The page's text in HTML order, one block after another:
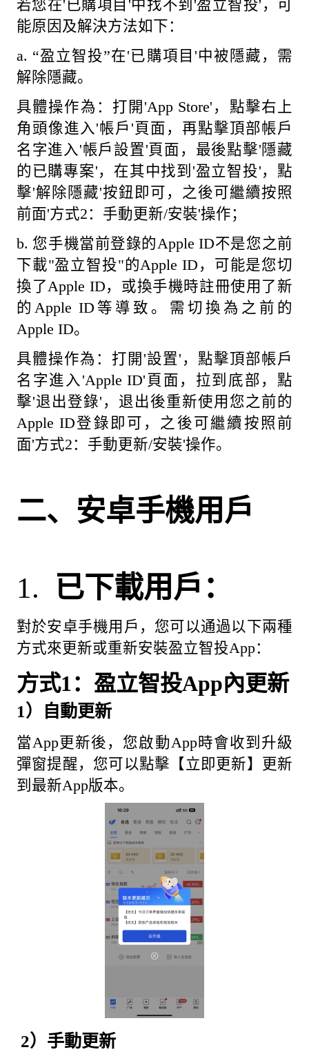
若您在'已購項目'中找不到'盈立智投'，可
能原因及解決方法如下：
a. “盈立智投”在'已購項目'中被隱藏，需
解除隱藏。
具體操作為：打開'App Store'，點擊右上
角頭像進入'帳戶'頁面，再點擊頂部帳戶
名字進入'帳戶設置'頁面，最後點擊'隱藏
的已購專案'，在其中找到'盈立智投'，點
擊'解除隱藏'按鈕即可，之後可繼續按照
前面'方式2：手動更新/安裝'操作；
b. 您手機當前登錄的Apple ID不是您之前
下載"盈立智投"的Apple ID，可能是您切
換了Apple ID，或換手機時註冊使用了新
的Apple ID等導致。需切換為之前的
Apple ID。
具體操作為：打開'設置'，點擊頂部帳戶
名字進入'Apple ID'頁面，拉到底部，點
擊'退出登錄'，退出後重新使用您之前的
Apple ID登錄即可，之後可繼續按照前
面'方式2：手動更新/安裝'操作。
二、安卓手機用戶
1. 已下載用戶：
對於安卓手機用戶，您可以通過以下兩種
方式來更新或重新安裝盈立智投App：
方式1：盈立智投App內更新
1）自動更新
當App更新後，您啟動App時會收到升級
彈窗提醒，您可以點擊【立即更新】更新
到最新App版本。
2）手動更新